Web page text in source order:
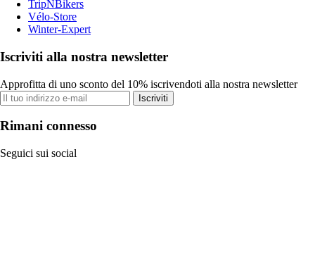
TripNBikers
Vélo-Store
Winter-Expert
Iscriviti alla nostra newsletter
Approfitta di uno sconto del 10% iscrivendoti alla nostra newsletter
Iscriviti
Rimani connesso
Seguici sui social